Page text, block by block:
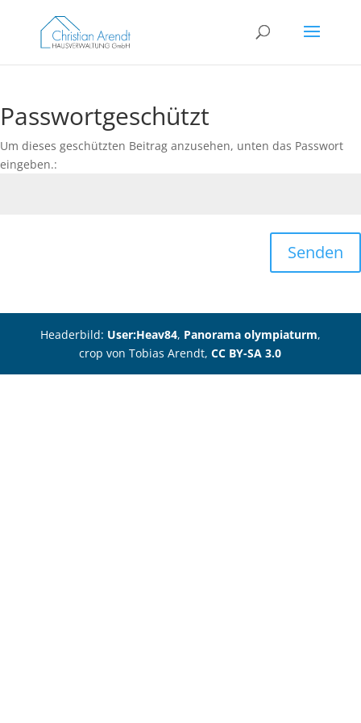
Passwortgeschützt
Um dieses geschützten Beitrag anzusehen, unten das Passwort
eingeben.:
Senden
Headerbild: User:Heav84, Panorama olympiaturm,
crop von Tobias Arendt,CC BY-SA 3.0